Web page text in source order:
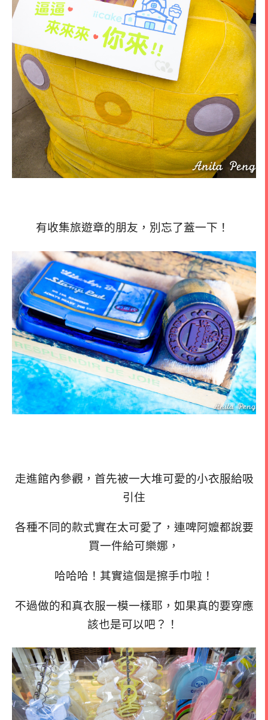
有收集旅遊章的朋友，別忘了蓋一下！
走進館內參觀，首先被一大堆可愛的小衣服給吸
引住
各種不同的款式實在太可愛了，連啤阿嬤都說要
買一件給可樂娜，
哈哈哈！其實這個是擦手巾啦！
不過做的和真衣服一模一樣耶，如果真的要穿應
該也是可以吧？！